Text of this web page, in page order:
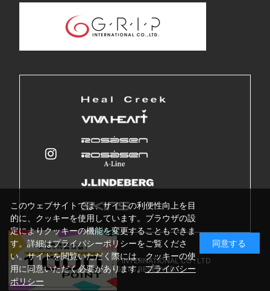
Copyright © GRIP INTERNATIONAL CO . LTD
ALL RIGHTS RESERVED.
このウェブサイトでは、サイトの利便性向上を目
的に、クッキーを使用しています。ブラウザの設
定によりクッキーの機能を変更することもできま
す。詳細はプライバシーポリシーをご覧くださ
い。サイトを閲覧いただく際には、クッキーの使
用に同意いただく必要があります。プライバシー
ポリシー
同意する